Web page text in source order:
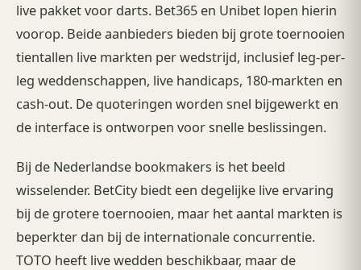
live pakket voor darts. Bet365 en Unibet lopen hierin
voorop. Beide aanbieders bieden bij grote toernooien
tientallen live markten per wedstrijd, inclusief leg-per-
leg weddenschappen, live handicaps, 180-markten en
cash-out. De quoteringen worden snel bijgewerkt en
de interface is ontworpen voor snelle beslissingen.
Bij de Nederlandse bookmakers is het beeld
wisselender. BetCity biedt een degelijke live ervaring
bij de grotere toernooien, maar het aantal markten is
beperkter dan bij de internationale concurrentie.
TOTO heeft live wedden beschikbaar, maar de